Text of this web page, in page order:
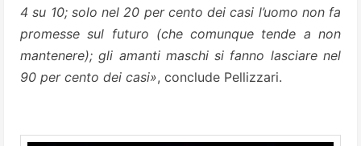
4 su 10; solo nel 20 per cento dei casi l’uomo non fa
promesse sul futuro (che comunque tende a non
mantenere); gli amanti maschi si fanno lasciare nel
90 per cento dei casi», conclude Pellizzari.